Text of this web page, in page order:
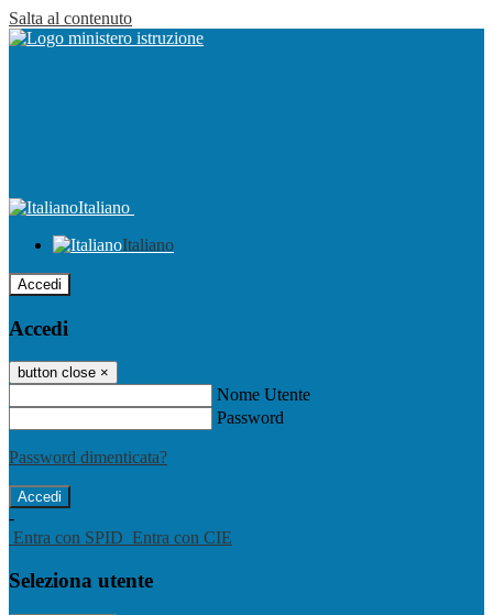
Salta al contenuto
Italiano
Italiano
Accedi
Accedi
button close ×
Nome Utente
Password
Password dimenticata?
-
Entra con SPID Entra con CIE
Seleziona utente